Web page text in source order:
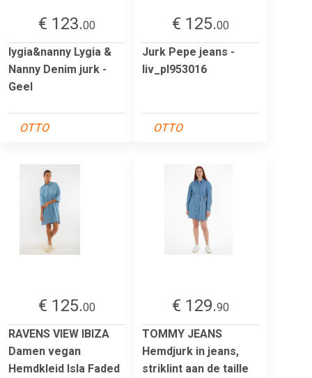
€ 123.00
lygia&nanny Lygia &
Nanny Denim jurk -
Geel
OTTO
€ 125.00
Jurk Pepe jeans -
liv_pl953016
OTTO
€ 125.00
RAVENS VIEW IBIZA
Damen vegan
Hemdkleid Isla Faded
€ 129.90
TOMMY JEANS
Hemdjurk in jeans,
striklint aan de taille